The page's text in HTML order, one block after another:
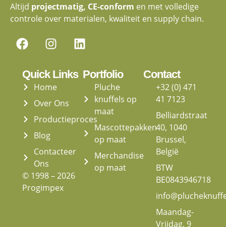
Altijd projectmatig, CE-conform en met volledige
controle over materialen, kwaliteit en supply chain.
Quick Links
Home
Over Ons
Productieproces
Blog
Contacteer
Ons
© 1998 – 2026
Progimpex
Portfolio
Pluche
knuffels op
maat
Mascottepakken
op maat
Merchandise
op maat
Contact
+32 (0) 471
41 7123
Belliardstraat
40, 1040
Brussel,
België
BTW
BE0843946718
Maandag-
Vrijdag, 9